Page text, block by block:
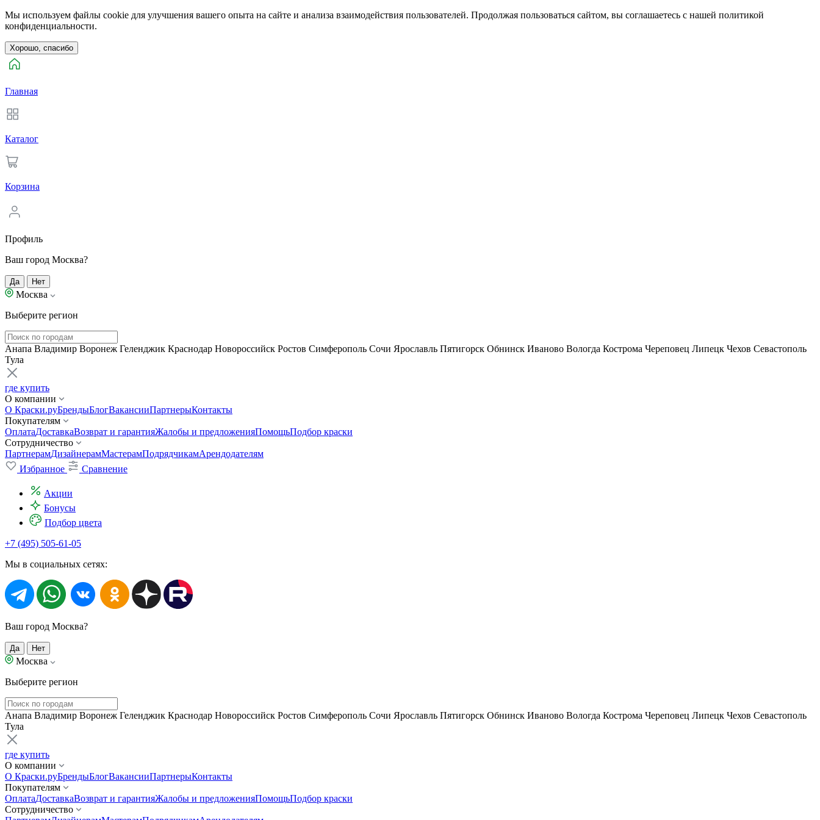
Мы используем файлы cookie для улучшения вашего опыта на сайте и анализа взаимодействия пользователей. Продолжая пользоваться сайтом, вы соглашаетесь с нашей политикой
конфиденциальности.
Хорошо, спасибо
Главная
Каталог
Корзина
Профиль
Ваш город Москва?
Да Нет
Москва
Выберите регион
Анапа Владимир Воронеж Геленджик Краснодар Новороссийск Ростов Симферополь Сочи Ярославль Пятигорск Обнинск Иваново Вологда Кострома Череповец Липецк Чехов Севастополь
Тула
где купить
О компании
О Краски.руБрендыБлогВакансииПартнерыКонтакты
Покупателям
ОплатаДоставкаВозврат и гарантияЖалобы и предложенияПомощьПодбор краски
Сотрудничество
ПартнерамДизайнерамМастерамПодрядчикамАрендодателям
Избранное
Сравнение
Акции
Бонусы
Подбор цвета
+7 (495) 505-61-05
Мы в социальных сетях:
Ваш город Москва?
Да Нет
Москва
Выберите регион
Анапа Владимир Воронеж Геленджик Краснодар Новороссийск Ростов Симферополь Сочи Ярославль Пятигорск Обнинск Иваново Вологда Кострома Череповец Липецк Чехов Севастополь
Тула
где купить
О компании
О Краски.руБрендыБлогВакансииПартнерыКонтакты
Покупателям
ОплатаДоставкаВозврат и гарантияЖалобы и предложенияПомощьПодбор краски
Сотрудничество